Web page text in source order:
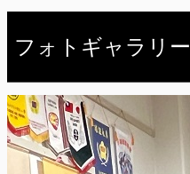
フォトギャラリー